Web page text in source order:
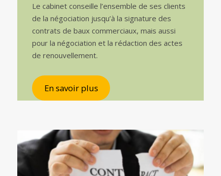
Le cabinet conseille l’ensemble de ses clients
de la négociation jusqu’à la signature des
contrats de baux commerciaux, mais aussi
pour la négociation et la rédaction des actes
de renouvellement.
En savoir plus